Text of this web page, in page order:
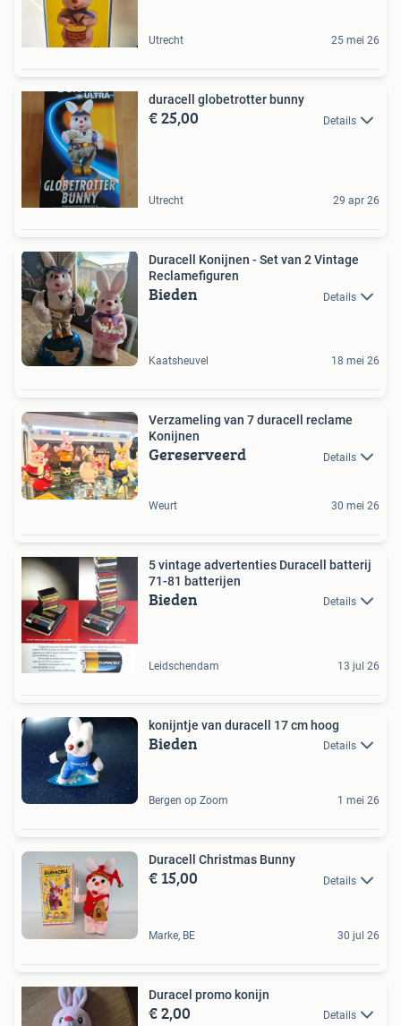
Utrecht 25 mei 26
duracell globetrotter bunny
€ 25,00 Details
Utrecht 29 apr 26
Duracell Konijnen - Set van 2 Vintage
Reclamefiguren
Bieden Details
Kaatsheuvel 18 mei 26
Verzameling van 7 duracell reclame
Konijnen
Gereserveerd Details
Weurt 30 mei 26
5 vintage advertenties Duracell batterij
71-81 batterijen
Bieden Details
Leidschendam 13 jul 26
konijntje van duracell 17 cm hoog
Bieden Details
Bergen op Zoom 1 mei 26
Duracell Christmas Bunny
€ 15,00 Details
Marke, BE 30 jul 26
Duracel promo konijn
€ 2,00 Details